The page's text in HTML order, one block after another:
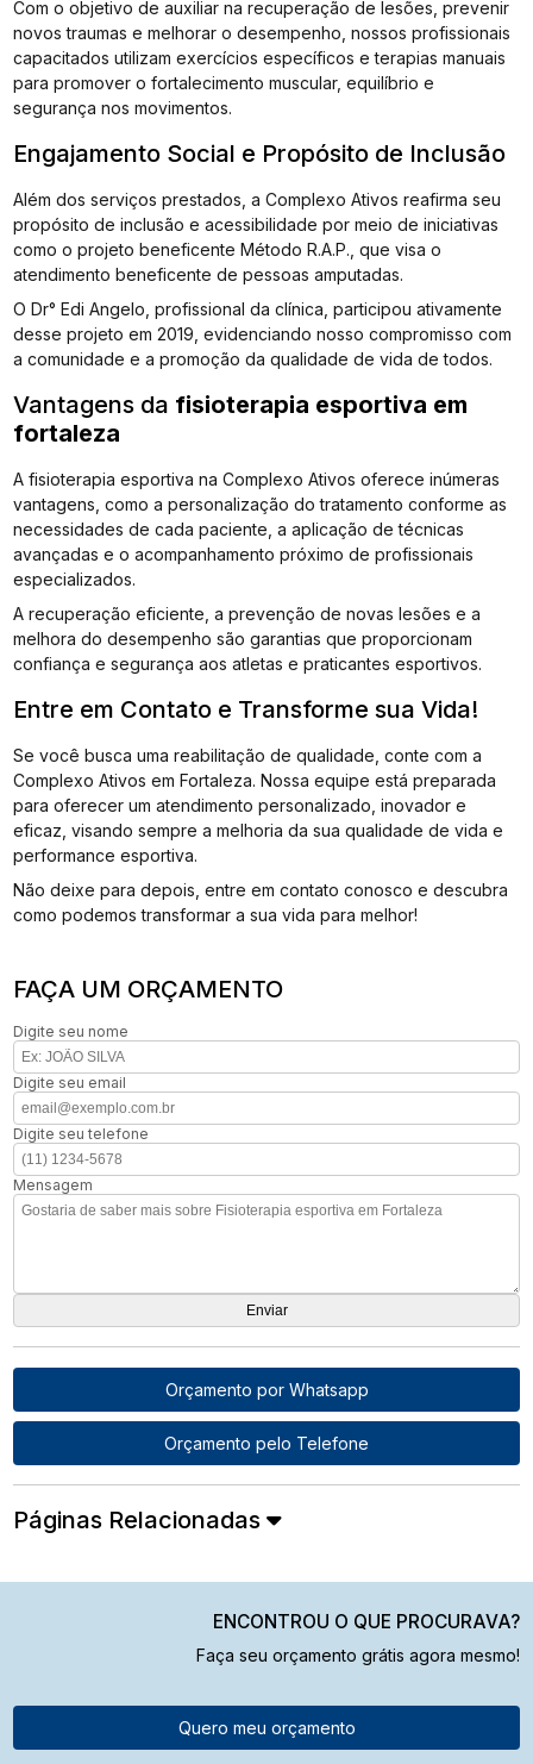
Com o objetivo de auxiliar na recuperação de lesões, prevenir
novos traumas e melhorar o desempenho, nossos profissionais
capacitados utilizam exercícios específicos e terapias manuais
para promover o fortalecimento muscular, equilíbrio e
segurança nos movimentos.
Engajamento Social e Propósito de Inclusão
Além dos serviços prestados, a Complexo Ativos reafirma seu
propósito de inclusão e acessibilidade por meio de iniciativas
como o projeto beneficente Método R.A.P., que visa o
atendimento beneficente de pessoas amputadas.
O Dr° Edi Angelo, profissional da clínica, participou ativamente
desse projeto em 2019, evidenciando nosso compromisso com
a comunidade e a promoção da qualidade de vida de todos.
Vantagens da fisioterapia esportiva em
fortaleza
A fisioterapia esportiva na Complexo Ativos oferece inúmeras
vantagens, como a personalização do tratamento conforme as
necessidades de cada paciente, a aplicação de técnicas
avançadas e o acompanhamento próximo de profissionais
especializados.
A recuperação eficiente, a prevenção de novas lesões e a
melhora do desempenho são garantias que proporcionam
confiança e segurança aos atletas e praticantes esportivos.
Entre em Contato e Transforme sua Vida!
Se você busca uma reabilitação de qualidade, conte com a
Complexo Ativos em Fortaleza. Nossa equipe está preparada
para oferecer um atendimento personalizado, inovador e
eficaz, visando sempre a melhoria da sua qualidade de vida e
performance esportiva.
Não deixe para depois, entre em contato conosco e descubra
como podemos transformar a sua vida para melhor!
FAÇA UM ORÇAMENTO
Digite seu nome
Digite seu email
Digite seu telefone
Mensagem
Orçamento por Whatsapp
Orçamento pelo Telefone
Páginas Relacionadas
ENCONTROU O QUE PROCURAVA?
Faça seu orçamento grátis agora mesmo!
Quero meu orçamento